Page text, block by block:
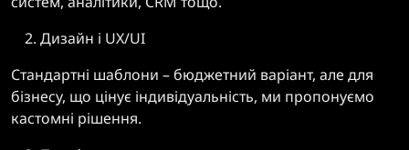
Дизайн і UX/UI
Стандартні шаблони – бюджетний варіант, але для
бізнесу, що цінує індивідуальність, ми пропонуємо
кастомні рішення.